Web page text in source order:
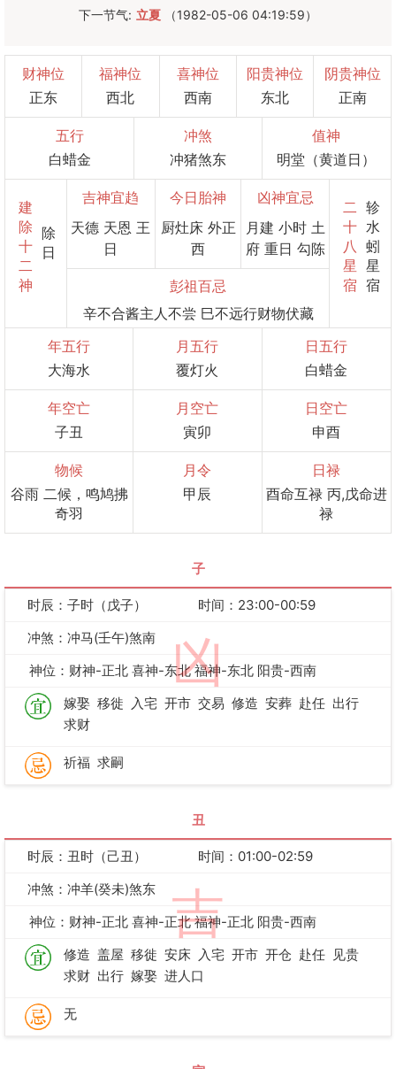
下一节气: 立夏 （1982-05-06 04:19:59）
财神位
正东
福神位
西北
喜神位
西南
阳贵神位
东北
阴贵神位
正南
五行
白蜡金
冲煞
冲猪煞东
值神
明堂（黄道日）
建
除
十
二
神
除
日
吉神宜趋
天德 天恩 王
日
今日胎神
厨灶床 外正
西
凶神宜忌
月建 小时 土
府 重日 勾陈
彭祖百忌
辛不合酱主人不尝 巳不远行财物伏藏
二
十
八
星
宿
轸
水
蚓
星
宿
年五行
大海水
月五行
覆灯火
日五行
白蜡金
年空亡
子丑
月空亡
寅卯
日空亡
申酉
物候
谷雨 二候，鸣鸠拂
奇羽
月令
甲辰
日禄
酉命互禄 丙,戊命进
禄
子
凶
时辰：子时（戊子）
时间：23:00-00:59
冲煞：冲马(壬午)煞南
神位：财神-正北 喜神-东北 福神-东北 阳贵-西南
嫁娶 移徙 入宅 开市 交易 修造 安葬 赴任 出行
求财
祈福 求嗣
丑
吉
时辰：丑时（己丑）
时间：01:00-02:59
冲煞：冲羊(癸未)煞东
神位：财神-正北 喜神-正北 福神-正北 阳贵-西南
修造 盖屋 移徙 安床 入宅 开市 开仓 赴任 见贵
求财 出行 嫁娶 进人口
无